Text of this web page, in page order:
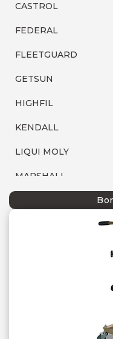
CASTROL
FEDERAL
FLEETGUARD
GETSUN
HIGHFIL
KENDALL
LIQUI MOLY
MARSHALL